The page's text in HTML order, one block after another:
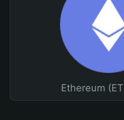
Ethereum